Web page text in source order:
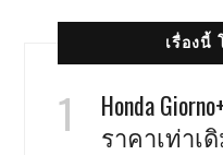
เรื่องนี้
Honda
ราคาเท่าเ